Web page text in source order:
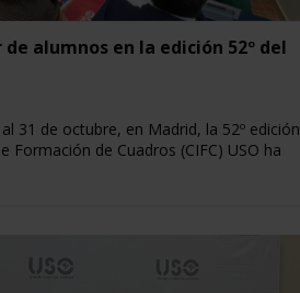
alumnos en la edición 52º del
31 de octubre, en Madrid, la 52º edición
Formación de Cuadros (CIFC) USO ha